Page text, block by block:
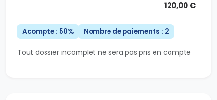
120,00 €
Acompte : 50% Nombre de paiements : 2
Tout dossier incomplet ne sera pas pris en compte